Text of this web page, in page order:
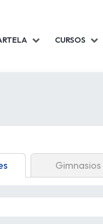
CURSOS
Gimnasios